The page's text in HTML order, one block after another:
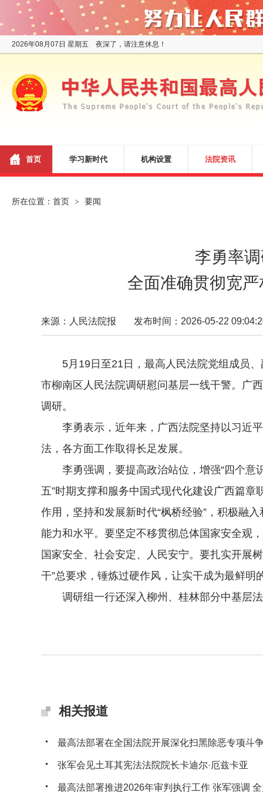
2026年08月07日 星期五 夜深了，请注意休息！
首页 学习新时代 机构设置 法院资讯
所在位置： 首页 > 要闻
李勇率
全面准确贯彻宽
来源：人民法院报 发布时间：2026-05-22
5月19日至21日，最高人民法院党组成员、
市柳南区人民法院调研慰问基层一线干警。广
调研。
李勇表示，近年来，广西法院坚持以习近平
法，各方面工作取得长足发展。
李勇强调，要提高政治站位，增强“四个意识
五”时期支撑和服务中国式现代化建设广西篇
作用，坚持和发展新时代“枫桥经验”，积极融
能力和水平。要坚定不移贯彻总体国家安全观
国家安全、社会安定、人民安宁。要扎实开展
干”总要求，锤炼过硬作风，让实干成为最鲜明
调研组一行还深入柳州、桂林部分中基层法
相关报道
最高法部署在全国法院开展深化扫黑除恶专项斗
张军会见土耳其宪法法院院长卡迪尔·厄兹卡亚
最高法部署推进2026年审判执行工作 张军强调